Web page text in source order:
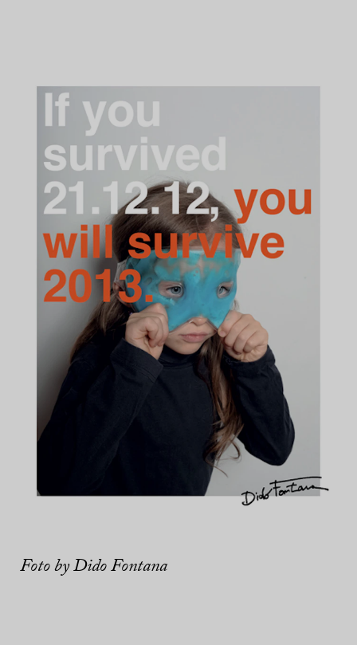
Foto by Dido Fontana